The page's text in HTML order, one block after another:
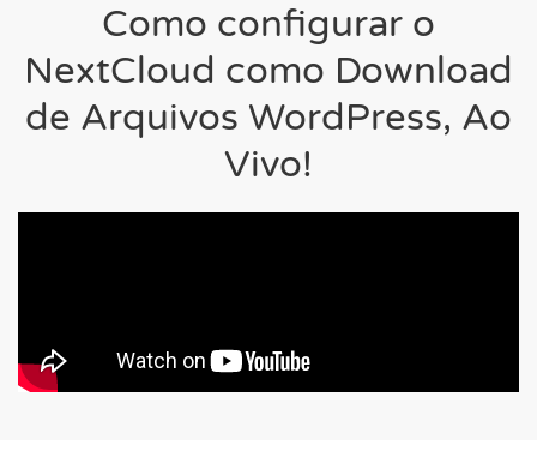
Como configurar o
NextCloud como Download
de Arquivos WordPress, Ao
Vivo!